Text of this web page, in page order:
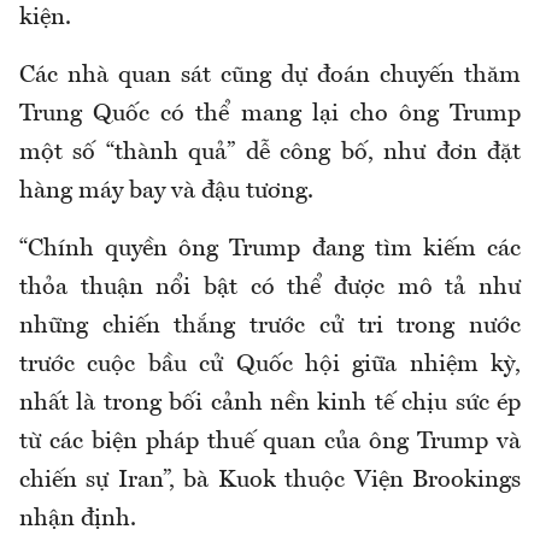
kiện.
Các nhà quan sát cũng dự đoán chuyến thăm
Trung Quốc có thể mang lại cho ông Trump
một số “thành quả” dễ công bố, như đơn đặt
hàng máy bay và đậu tương.
“Chính quyền ông Trump đang tìm kiếm các
thỏa thuận nổi bật có thể được mô tả như
những chiến thắng trước cử tri trong nước
trước cuộc bầu cử Quốc hội giữa nhiệm kỳ,
nhất là trong bối cảnh nền kinh tế chịu sức ép
từ các biện pháp thuế quan của ông Trump và
chiến sự Iran”, bà Kuok thuộc Viện Brookings
nhận định.